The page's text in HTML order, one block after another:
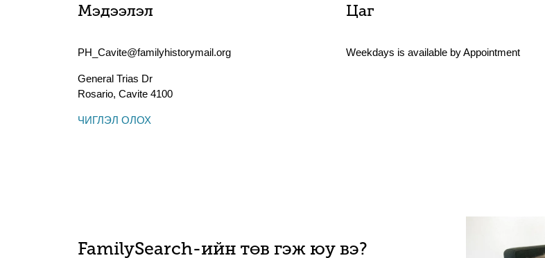
Мэдээлэл
PH_Cavite@familyhistorymail.org
General Trias Dr
Rosario, Cavite 4100
ЧИГЛЭЛ ОЛОХ
Цаг
Weekdays is available by Appointment
FamilySearch-ийн төв гэж юу вэ?